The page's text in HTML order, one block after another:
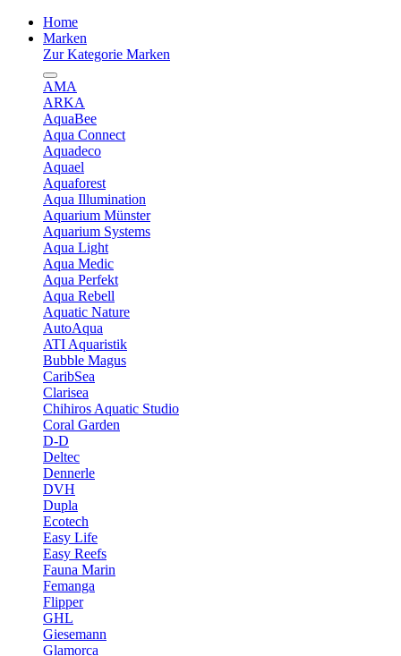
Home
Marken
Zur Kategorie Marken
AMA
ARKA
AquaBee
Aqua Connect
Aquadeco
Aquael
Aquaforest
Aqua Illumination
Aquarium Münster
Aquarium Systems
Aqua Light
Aqua Medic
Aqua Perfekt
Aqua Rebell
Aquatic Nature
AutoAqua
ATI Aquaristik
Bubble Magus
CaribSea
Clarisea
Chihiros Aquatic Studio
Coral Garden
D-D
Deltec
Dennerle
DVH
Dupla
Ecotech
Easy Life
Easy Reefs
Fauna Marin
Femanga
Flipper
GHL
Giesemann
Glamorca